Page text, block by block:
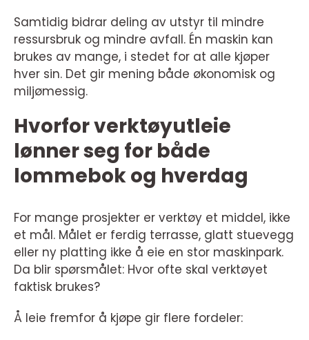
Samtidig bidrar deling av utstyr til mindre
ressursbruk og mindre avfall. Én maskin kan
brukes av mange, i stedet for at alle kjøper
hver sin. Det gir mening både økonomisk og
miljømessig.
Hvorfor verktøyutleie
lønner seg for både
lommebok og hverdag
For mange prosjekter er verktøy et middel, ikke
et mål. Målet er ferdig terrasse, glatt stuevegg
eller ny platting ikke å eie en stor maskinpark.
Da blir spørsmålet: Hvor ofte skal verktøyet
faktisk brukes?
Å leie fremfor å kjøpe gir flere fordeler: